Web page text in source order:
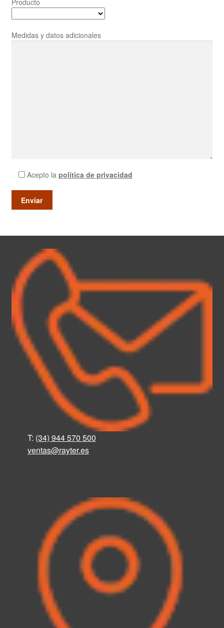
Producto
Medidas y datos adicionales
Acepto la política de privacidad
T: (34) 944 570 500
ventas@rayter.es